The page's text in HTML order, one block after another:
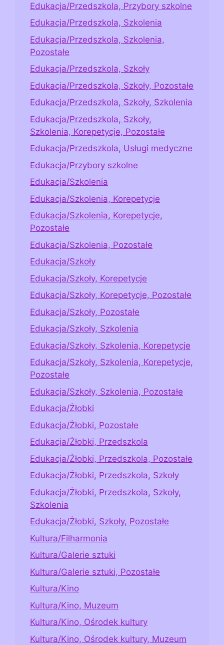
Edukacja/Przedszkola, Przybory szkolne
Edukacja/Przedszkola, Szkolenia
Edukacja/Przedszkola, Szkolenia,
Pozostałe
Edukacja/Przedszkola, Szkoły
Edukacja/Przedszkola, Szkoły, Pozostałe
Edukacja/Przedszkola, Szkoły, Szkolenia
Edukacja/Przedszkola, Szkoły,
Szkolenia, Korepetycje, Pozostałe
Edukacja/Przedszkola, Usługi medyczne
Edukacja/Przybory szkolne
Edukacja/Szkolenia
Edukacja/Szkolenia, Korepetycje
Edukacja/Szkolenia, Korepetycje,
Pozostałe
Edukacja/Szkolenia, Pozostałe
Edukacja/Szkoły
Edukacja/Szkoły, Korepetycje
Edukacja/Szkoły, Korepetycje, Pozostałe
Edukacja/Szkoły, Pozostałe
Edukacja/Szkoły, Szkolenia
Edukacja/Szkoły, Szkolenia, Korepetycje
Edukacja/Szkoły, Szkolenia, Korepetycje,
Pozostałe
Edukacja/Szkoły, Szkolenia, Pozostałe
Edukacja/Żłobki
Edukacja/Żłobki, Pozostałe
Edukacja/Żłobki, Przedszkola
Edukacja/Żłobki, Przedszkola, Pozostałe
Edukacja/Żłobki, Przedszkola, Szkoły
Edukacja/Żłobki, Przedszkola, Szkoły,
Szkolenia
Edukacja/Żłobki, Szkoły, Pozostałe
Kultura/Filharmonia
Kultura/Galerie sztuki
Kultura/Galerie sztuki, Pozostałe
Kultura/Kino
Kultura/Kino, Muzeum
Kultura/Kino, Ośrodek kultury
Kultura/Kino, Ośrodek kultury, Muzeum